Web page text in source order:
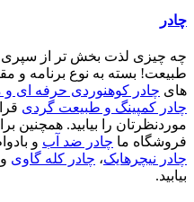
چادر
چه چیزی لذت بخش تر از سپری
طبیعت! بسته به نوع برنامه و
های چادر کوهنوردی حرفه ای
چادر کمپینگ و طبیعت گردی
موردنظرتان را بیابید.
فروشگاه ما چادر ضد آب و
چادر نیچرهایک، چادر کله گاوی و
بیابید.